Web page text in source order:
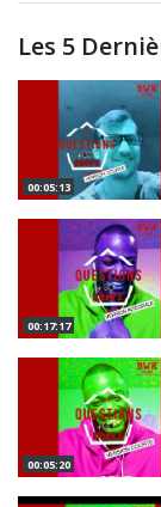
Les 5
00:05:13
00:17:17
00:05:20